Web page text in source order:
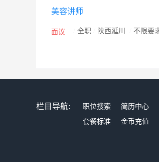
美容讲师
面议 全职 陕西延川 不限要
栏目导航: 职位搜索 简历中心
套餐标准
金币充值